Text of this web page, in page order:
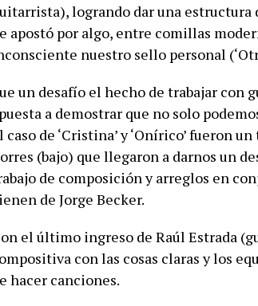
logrando dar una
apostó por algo, entre comillas
nuestro sello personal (‘Otro
un desafío el hecho de trabajar con
a demostrar que no solo
caso de ‘Cristina’ y ‘Onírico’ fueron
(bajo) que llegaron a darnos un
de composición y arreglos en
de Jorge Becker.
el último ingreso de Raúl Estrada
con las cosas claras y los
hacer canciones.